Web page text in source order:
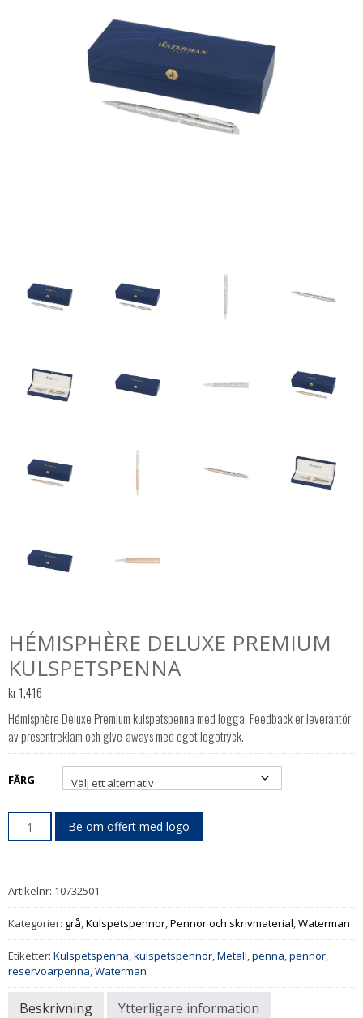
HÉMISPHÈRE DELUXE PREMIUM
KULSPETSPENNA
kr1,416
Hémisphère Deluxe Premium kulspetspenna med logga. Feedback er leverantör
av presentreklam och give-aways med eget logotryck.
FÄRG
Be om offert med logo
Artikelnr: 10732501
Kategorier: grå,Kulspetspennor,Pennor och skrivmaterial,Waterman
Etiketter: Kulspetspenna,kulspetspennor,Metall,penna,pennor,
reservoarpenna,Waterman
Beskrivning Ytterligare information